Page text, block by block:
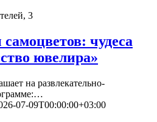
3
чудеса
ювелира»
на развлекательно-
07-09T00:00:00+03:00